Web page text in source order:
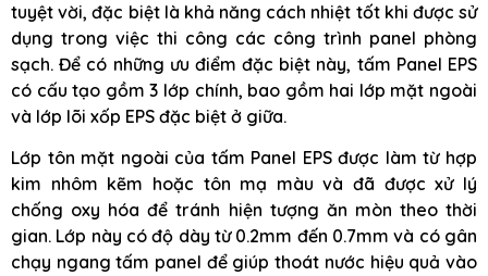
tuyệt vời, đặc biệt là khả năng cách nhiệt tốt khi được sử
dụng trong việc thi công các công trình panel phòng
sạch. Để có những ưu điểm đặc biệt này, tấm Panel EPS
có cấu tạo gồm 3 lớp chính, bao gồm hai lớp mặt ngoài
và lớp lõi xốp EPS đặc biệt ở giữa.
Lớp tôn mặt ngoài của tấm Panel EPS được làm từ hợp
kim nhôm kẽm hoặc tôn mạ màu và đã được xử lý
chống oxy hóa để tránh hiện tượng ăn mòn theo thời
gian. Lớp này có độ dày từ 0.2mm đến 0.7mm và có gân
chạy ngang tấm panel để giúp thoát nước hiệu quả vào